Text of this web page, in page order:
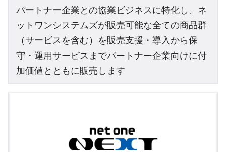
パートナー企業との協業ビジネスに特化し、ネ
ットワンシステムズが販売可能な全ての商品群
（サービスを含む）を販売支援・導入から保
守・運用サービスまでパートナー企業向けに付
加価値とともに販売します